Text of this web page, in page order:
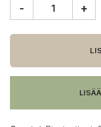
Fountain
suuri
määrä
- +